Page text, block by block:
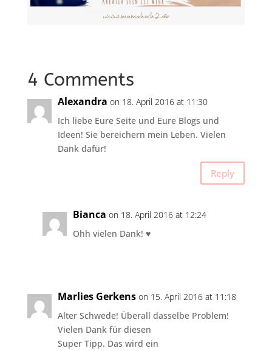
4 Comments
Alexandra on 18. April 2016 at 11:30
Ich liebe Eure Seite und Eure Blogs und
Ideen! Sie bereichern mein Leben. Vielen
Dank dafür!
Reply
Bianca on 18. April 2016 at 12:24
Ohh vielen Dank! ♥
Marlies Gerkens on 15. April 2016 at 11:18
Alter Schwede! Überall dasselbe Problem!
Vielen Dank für diesen
Super Tipp. Das wird ein